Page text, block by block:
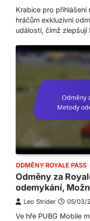
Krabice pro přihlášení
hráčům exkluzivní
událostí, čímž
ODMĚNY ROYALE PASS
Odměny za
odemykání,
Leo Strider 05/03/
Ve hře PUBG Mobile